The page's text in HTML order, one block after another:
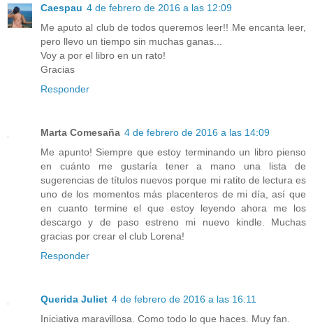
Caespau 4 de febrero de 2016 a las 12:09
Me aputo al club de todos queremos leer!! Me encanta leer,
pero llevo un tiempo sin muchas ganas...
Voy a por el libro en un rato!
Gracias
Responder
Marta Comesaña 4 de febrero de 2016 a las 14:09
Me apunto! Siempre que estoy terminando un libro pienso
en cuánto me gustaría tener a mano una lista de
sugerencias de títulos nuevos porque mi ratito de lectura es
uno de los momentos más placenteros de mi día, así que
en cuanto termine el que estoy leyendo ahora me los
descargo y de paso estreno mi nuevo kindle. Muchas
gracias por crear el club Lorena!
Responder
Querida Juliet 4 de febrero de 2016 a las 16:11
Iniciativa maravillosa. Como todo lo que haces. Muy fan.